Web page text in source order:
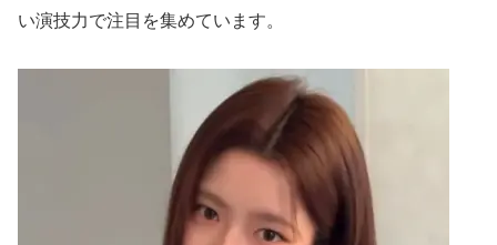
い演技力で注目を集めています。